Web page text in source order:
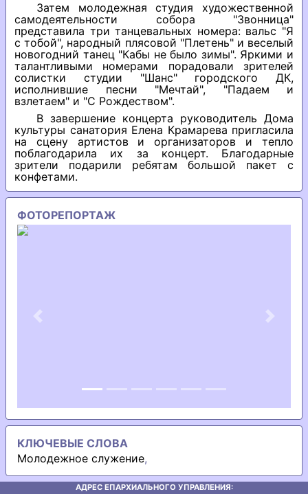
Затем молодежная студия художественной
самодеятельности собора "Звонница"
представила три танцевальных номера: вальс "Я
с тобой", народный плясовой "Плетень" и веселый
новогодний танец "Кабы не было зимы". Яркими и
талантливыми номерами порадовали зрителей
солистки студии "Шанс" городского ДК,
исполнившие песни "Мечтай", "Падаем и
взлетаем" и "С Рождеством".
В завершение концерта руководитель Дома
культуры санатория Елена Крамарева пригласила
на сцену артистов и организаторов и тепло
поблагодарила их за концерт. Благодарные
зрители подарили ребятам большой пакет с
конфетами.
ФОТОРЕПОРТАЖ
Previous Next
КЛЮЧЕВЫЕ СЛОВА
Молодежное служение,
АДРЕС ЕПАРХИАЛЬНОГО УПРАВЛЕНИЯ: